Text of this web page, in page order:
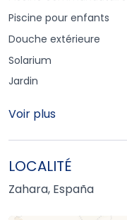
Piscine pour enfants
Douche extérieure
Solarium
Jardin
Voir plus
LOCALITÉ
Zahara, España